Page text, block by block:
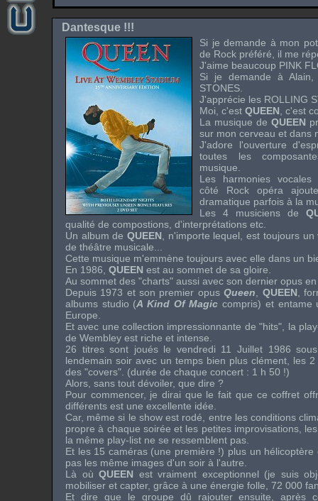
Dantesque !!!
Si je demande à mon
de Rock préféré, il me
J'aime beaucoup PINK
Si je demande à
STONES
J'apprécie les ROLLING
Moi, c'est QUEEN , c'est
La musique de QUEEN
sur mon cerveau et dans
J'adore l'ouverture
toutes les
musique.
Les harmonies vocales
côté Rock opéra
dramatique parfois à la
Les 4 musiciens de
qualité de compostions, d'interprétations etc.
Un album deQUEEN , n'importe lequel, est toujours
de théâtre musicale...
Cette musique m'emmène toujours avec elle dans un
En 1986, QUEEN est au sommet de sa gloire.
Au sommet des "charts" aussi avec son dernier opus
Depuis 1973 et son premier opusQueen QUEEN ,
albums studio (A Kind Of Magic compris) et entame
Europe.
Et avec une collection impressionnante de "hits", la
de Wembley est riche et intense.
26 titres sont joués le vendredi 11 Juillet 1986
lendemain soir avec un temps bien plus clément, les
des "covers". (durée de chaque concert : 1 h 50 !)
Alors, sans tout dévoiler, que dire ?
Pour commencer, je dirai que le fait que ce coffret
différents est une excellente idée.
Car, même si le show est rodé, entre les conditions
propre à chaque soirée et les petites improvisations,
la même play-list ne se ressemblent pas.
Et les 15 caméras (une première !) plus un
pas les même images d'un soir à l'autre.
Là oùQUEEN est vraiment exceptionnel (je suis
mobiliser et capter, grâce à une énergie folle, 72 000
Et dire que le groupe dû rajouter ensuite, après